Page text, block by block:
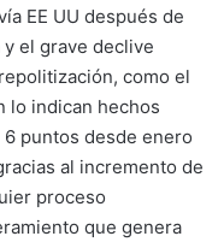
EE UU después de
el grave declive
como el
lo indican hechos
puntos desde enero
al incremento de
proceso
que genera